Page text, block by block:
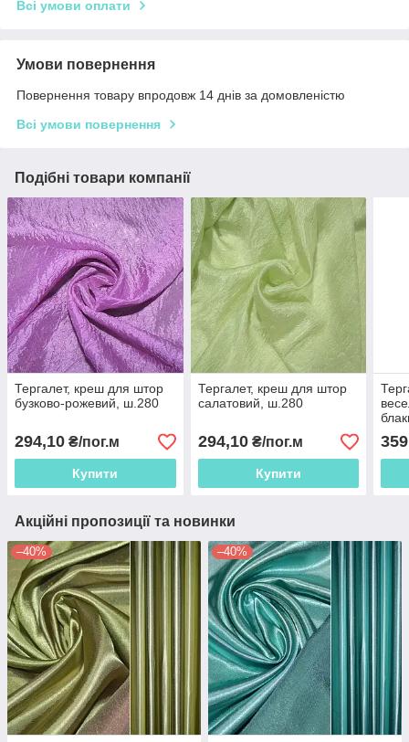
Всі умови оплати
Умови повернення
Повернення товару впродовж 14 днів за домовленістю
Всі умови повернення
Подібні товари компанії
Тергалет, креш для штор
бузково-рожевий, ш.280
294,10 ₴/пог.м
Купити
Тергалет, креш для штор
салатовий, ш.280
294,10₴/пог.м
Купити
Акційні пропозиції та новинки
–40% –40%